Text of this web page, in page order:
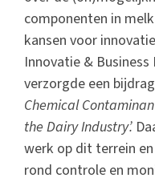
componenten in
kansen voor
Innovatie &
verzorgde een
Chemical
the Dairy Industry’.
werk op dit terrein
rond controle en